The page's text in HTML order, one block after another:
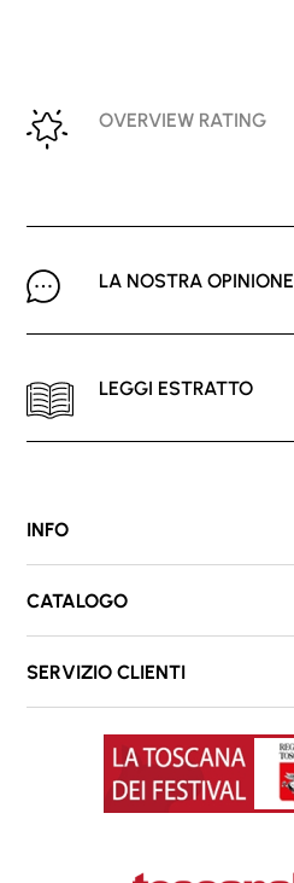
OVERVIEW RATING
LA NOSTRA OPINIONE
LEGGI ESTRATTO
INFO
CATALOGO
SERVIZIO CLIENTI